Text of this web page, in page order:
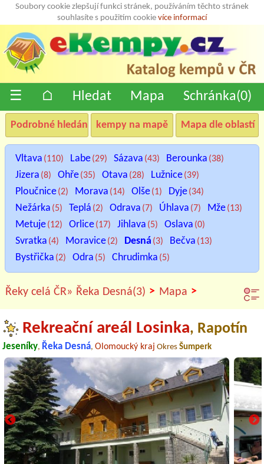
Soubory cookie zlepšují funkci stránek, používáním těchto stránek
souhlasíte s použitím cookie více informací
☰ ⌂ Hledat Mapa Schránka(0)
Podrobné hledání kempy na mapě Mapa dle oblastí
Vltava (110) Labe(29) Sázava (43) Berounka (38)
Jizera (8) Ohře(35) Otava (28) Lužnice(39)
Ploučnice(2) Morava (14) Olše(1) Dyje(34)
Nežárka (5) Teplá (2) Odrava (7) Úhlava (7) Mže(13)
Metuje(12) Orlice(17) Jihlava (5) Oslava (0)
Svratka (4) Moravice(2) Desná (3) Bečva (13)
Bystřička (2) Odra (5) Chrudimka (5)
Řeky celá ČR» Řeka Desná(3) > Mapa >
Rekreační areál Losinka, Rapotín
Jeseníky, Řeka Desná,Olomoucký kraj OkresŠumperk